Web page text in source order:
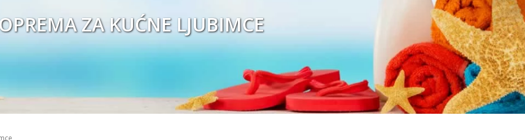
ZA KUĆNE LJUBIMCE